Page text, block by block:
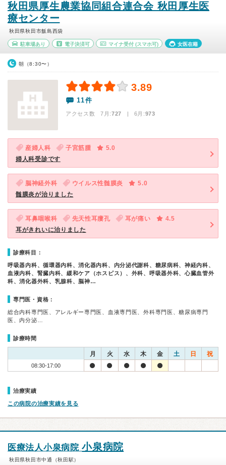
秋田県厚生農業協同組合連合会 秋田厚生医
療センター
秋田県秋田市飯島西袋
駐車場あり 電子決済可 マイナ受付 (スマホ可) 女医在籍
朝（8:30〜）
3.89
11件
アクセス数 7月:727 | 6月:973
産婦人科 子宮筋腫
5.0
婦人科受診です
脳神経外科 ウイルス性髄膜炎
5.0
髄膜炎が治りました
耳鼻咽喉科 先天性耳瘻孔 耳が痛い
4.5
耳がきれいに治りました
診療科目：
呼吸器内科、循環器内科、消化器内科、内分泌代謝科、糖尿病科、神経内科、
血液内科、腎臓内科、緩和ケア（ホスピス）、外科、呼吸器外科、心臓血管外
科、消化器外科、乳腺科、脳神…
専門医・資格：
総合内科専門医、アレルギー専門医、血液専門医、外科専門医、糖尿病専門
医、内分泌…
診療時間
月 火 水 木 金 土 日 祝
08:30-17:00
治療実績
この病院の治療実績を見る
医療法人小泉病院小泉病院
秋田県秋田市中通（秋田駅）